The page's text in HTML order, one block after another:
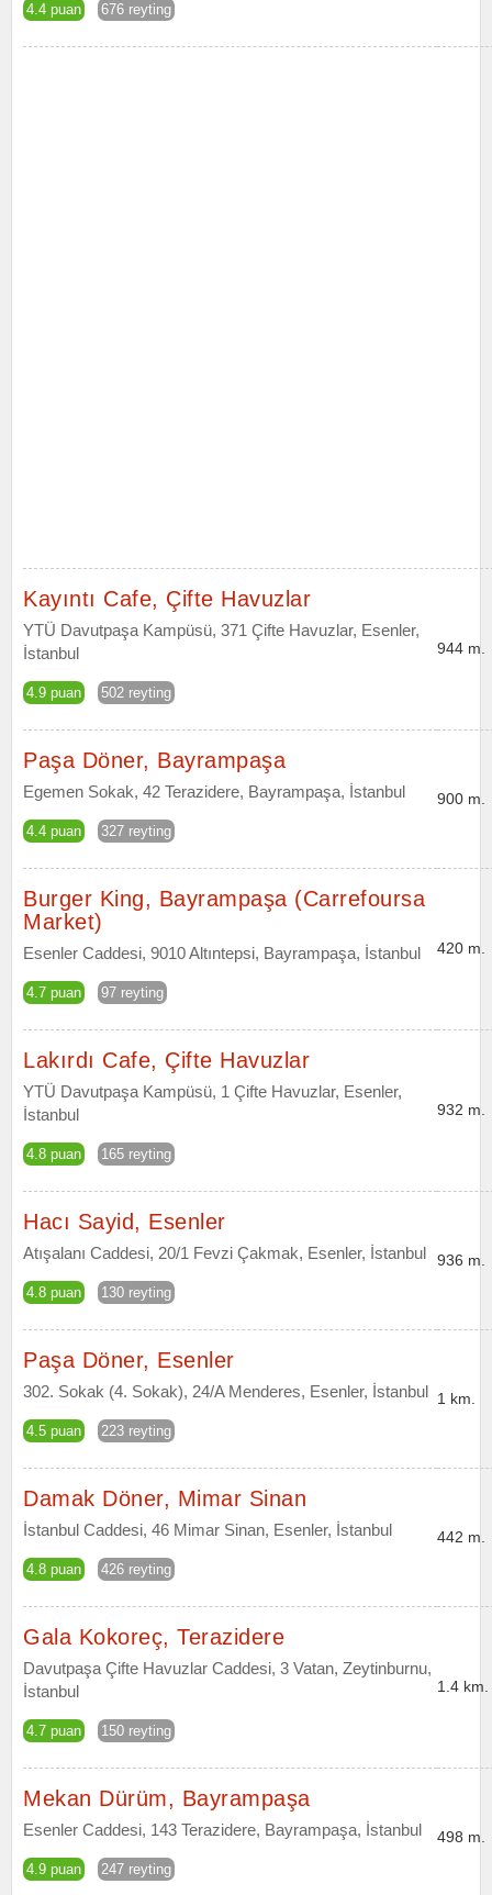
4.4 puan 676 reyting
Kayıntı Cafe, Çifte Havuzlar
YTÜ Davutpaşa Kampüsü, 371 Çifte Havuzlar, Esenler,
İstanbul
4.9 puan 502 reyting
944 m.
Paşa Döner, Bayrampaşa
Egemen Sokak, 42 Terazidere, Bayrampaşa, İstanbul
4.4 puan 327 reyting
900 m.
Burger King, Bayrampaşa (Carrefoursa
Market)
Esenler Caddesi, 9010 Altıntepsi, Bayrampaşa, İstanbul
4.7 puan 97 reyting
420 m.
Lakırdı Cafe, Çifte Havuzlar
YTÜ Davutpaşa Kampüsü, 1 Çifte Havuzlar, Esenler,
İstanbul
4.8 puan 165 reyting
932 m.
Hacı Sayid, Esenler
Atışalanı Caddesi, 20/1 Fevzi Çakmak, Esenler, İstanbul
4.8 puan 130 reyting
936 m.
Paşa Döner, Esenler
302. Sokak (4. Sokak), 24/A Menderes, Esenler, İstanbul
4.5 puan 223 reyting
1 km.
Damak Döner, Mimar Sinan
İstanbul Caddesi, 46 Mimar Sinan, Esenler, İstanbul
4.8 puan 426 reyting
442 m.
Gala Kokoreç, Terazidere
Davutpaşa Çifte Havuzlar Caddesi, 3 Vatan, Zeytinburnu,
İstanbul
4.7 puan 150 reyting
1.4 km.
Mekan Dürüm, Bayrampaşa
Esenler Caddesi, 143 Terazidere, Bayrampaşa, İstanbul
4.9 puan 247 reyting
498 m.